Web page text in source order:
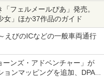
フェルメールぴあ」発売。
女」ほか37作品のガイド
えびのICなどの一般車両通行
ンズ・アドベンチャー」が
ョンマッピングを追加、DPA